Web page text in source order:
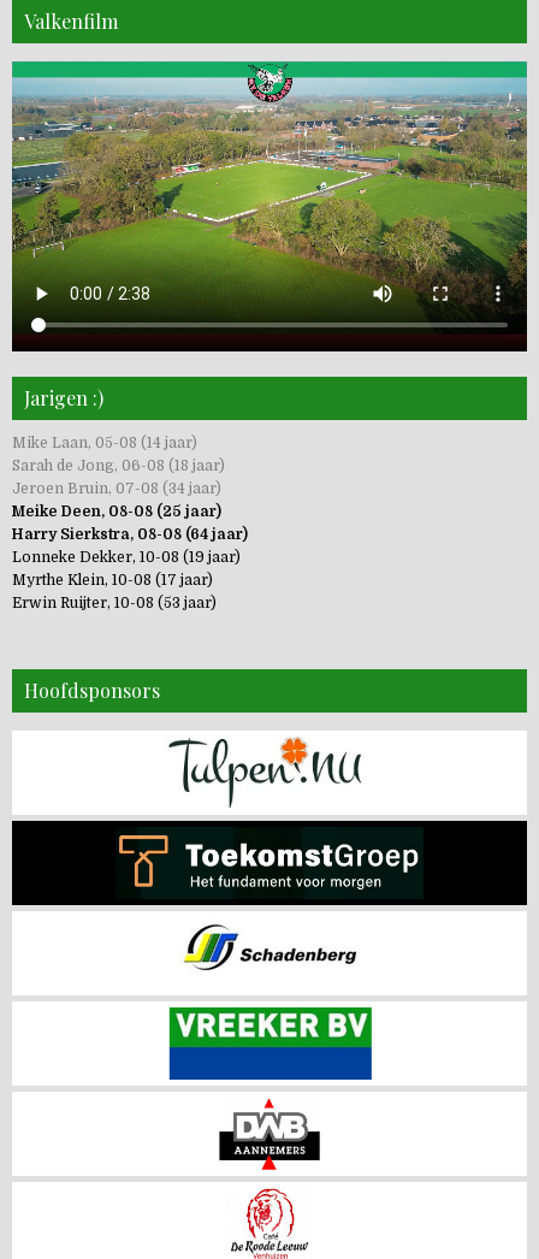
Valkenfilm
Jarigen :)
Mike Laan, 05-08 (14 jaar)
Sarah de Jong, 06-08 (18 jaar)
Jeroen Bruin, 07-08 (34 jaar)
Meike Deen, 08-08 (25 jaar)
Harry Sierkstra, 08-08 (64 jaar)
Lonneke Dekker, 10-08 (19 jaar)
Myrthe Klein, 10-08 (17 jaar)
Erwin Ruijter, 10-08 (53 jaar)
Hoofdsponsors